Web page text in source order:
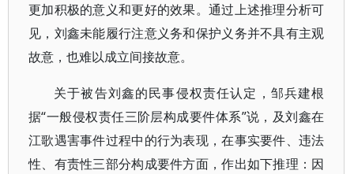
更加积极的意义和更好的效果。通过上述推理分析可
见，刘鑫未能履行注意义务和保护义务并不具有主观
故意，也难以成立间接故意。
关于被告刘鑫的民事侵权责任认定，邹兵建根
据“一般侵权责任三阶层构成要件体系”说，及刘鑫在
江歌遇害事件过程中的行为表现，在事实要件、违法
性、有责性三部分构成要件方面，作出如下推理：因